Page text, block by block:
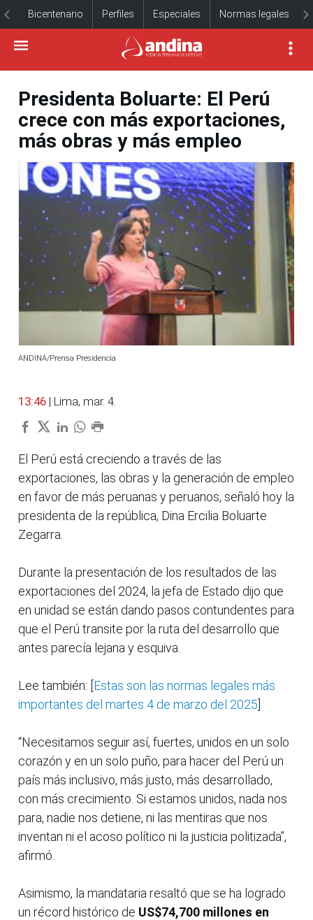
Bicentenario Perfiles Especiales Normas legales
Presidenta Boluarte: El Perú
crece con más exportaciones,
más obras y más empleo
ANDINA/Prensa Presidencia
13:46 | Lima, mar. 4.
El Perú está creciendo a través de las
exportaciones, las obras y la generación de empleo
en favor de más peruanas y peruanos, señaló hoy la
presidenta de la república, Dina Ercilia Boluarte
Zegarra.
Durante la presentación de los resultados de las
exportaciones del 2024, la jefa de Estado dijo que
en unidad se están dando pasos contundentes para
que el Perú transite por la ruta del desarrollo que
antes parecía lejana y esquiva.
Lee también: [ Estas son las normas legales más
importantes del martes 4 de marzo del 2025
“Necesitamos seguir así, fuertes, unidos en un solo
corazón y en un solo puño, para hacer del Perú un
país más inclusivo, más justo, más desarrollado,
con más crecimiento. Si estamos unidos, nada nos
para, nadie nos detiene, ni las mentiras que nos
inventan ni el acoso político ni la justicia politizada”,
afirmó.
Asimismo, la mandataria resaltó que se ha logrado
un récord histórico de US$74,700 millones en